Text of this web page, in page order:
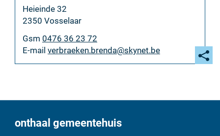
Adres
Heieinde 32
,2350 Vosselaar
Gsm 0476 36 23 72
E-
mail
verbraeken.brenda@skynet.be
onthaal gemeentehuis